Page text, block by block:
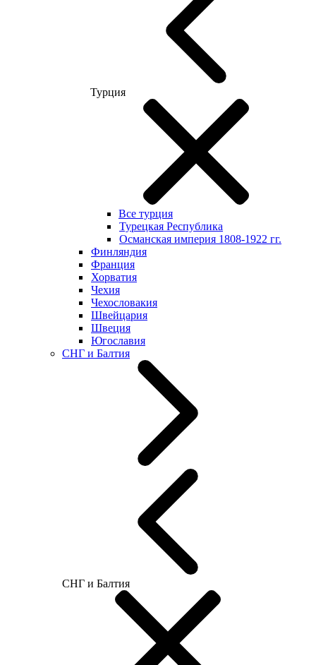
Турция
Все турция
Турецкая Республика
Османская империя 1808-1922 гг.
Финляндия
Франция
Хорватия
Чехия
Чехословакия
Швейцария
Швеция
Югославия
СНГ и Балтия
СНГ и Балтия